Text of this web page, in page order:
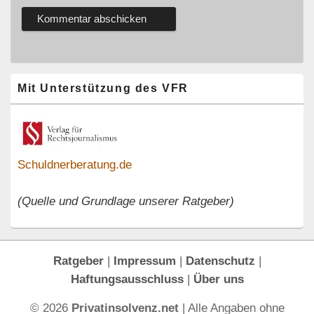
Seitenleisten-
Widgetbereich
Mit Unterstützung des VFR
Schuldnerberatung.de
(Quelle und Grundlage unserer Ratgeber)
Ratgeber| Impressum | Datenschutz |
Haftungsausschluss| Über uns
© 2026 Privatinsolvenz.net| Alle Angaben ohne